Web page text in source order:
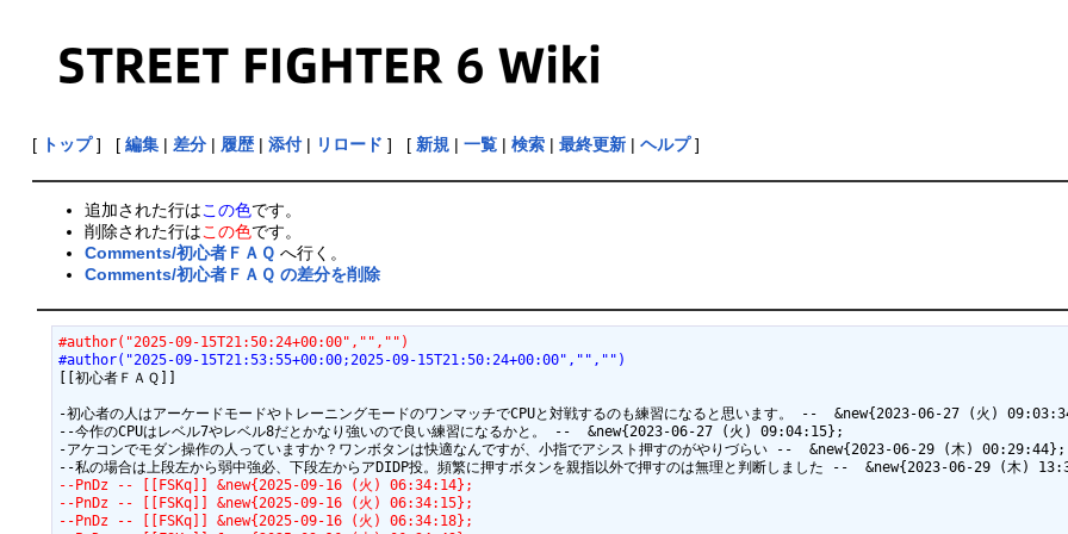
[ トップ] [ 編集| 差分| 履歴| 添付| リロード ] [ 新規| 一覧| 検索| 最終更新| ヘルプ]
追加された行はこの色です。
削除された行はこの色です。
Comments/初心者ＦＡＱ へ行く。
Comments/初心者ＦＡＱ の差分を削除
#author("2025-09-15T21:50:24+00:00","","")
#author("2025-09-15T21:53:55+00:00;2025-09-15T21:50:24+00:00","","")
[[初心者ＦＡＱ]]
-初心者の人はアーケードモードやトレーニングモードのワンマッチでCPUと対戦するのも練習になると思います。 --  &new{2023-06-27 (火)
--今作のCPUはレベル7やレベル8だとかなり強いので良い練習になるかと。 --  &new{2023-06-27 (火) 09:04:15};
-アケコンでモダン操作の人っていますか？ワンボタンは快適なんですが、小指でアシスト押すのがやりづらい --  &new{2023-06-29 (木) 00:29:44};
--PnDz -- [[FSKq]] &new{2025-09-16 (火) 06:34:14};
--PnDz -- [[FSKq]] &new{2025-09-16 (火) 06:34:15};
--PnDz -- [[FSKq]] &new{2025-09-16 (火) 06:34:18};